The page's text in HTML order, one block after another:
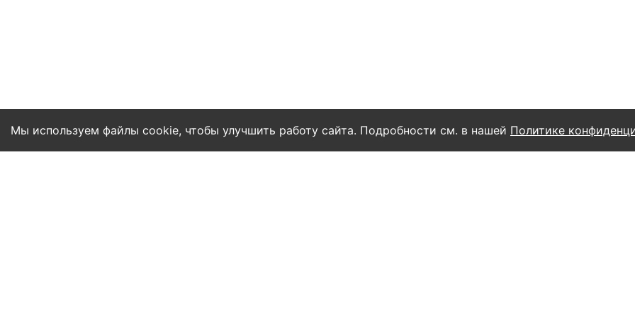
Мы используем файлы cookie, чтобы улучшить работу сайта. Подробности см. в нашей Политике